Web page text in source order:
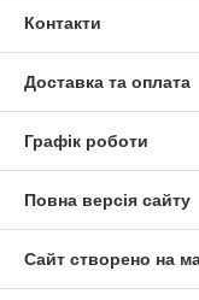
Контакти
Доставка та оплата
Графік роботи
Повна версія сайту
Сайт створено на